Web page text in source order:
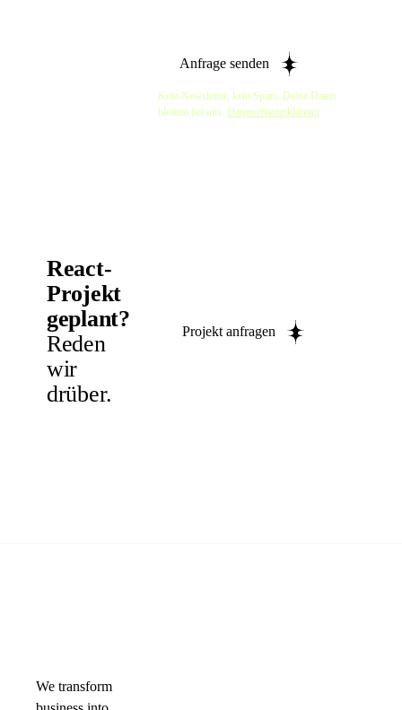
Anfrage senden
Kein Newsletter, kein Spam. Deine Daten
bleiben bei uns. Datenschutzerklärung
React-
Projekt
geplant?
Reden
wir
drüber.
Projekt anfragen
We transform